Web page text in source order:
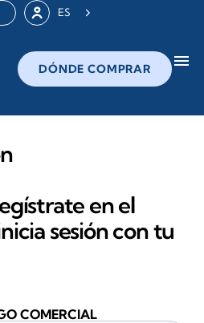
ES
DÓNDE COMPRAR menu
en el
sesión con tu
COMERCIAL